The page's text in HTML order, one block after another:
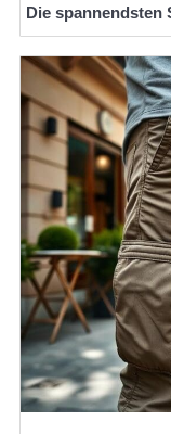
Die spannendsten